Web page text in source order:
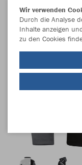
Wir verwenden
Durch die Analyse
Inhalte anzeigen
zu den Cookies